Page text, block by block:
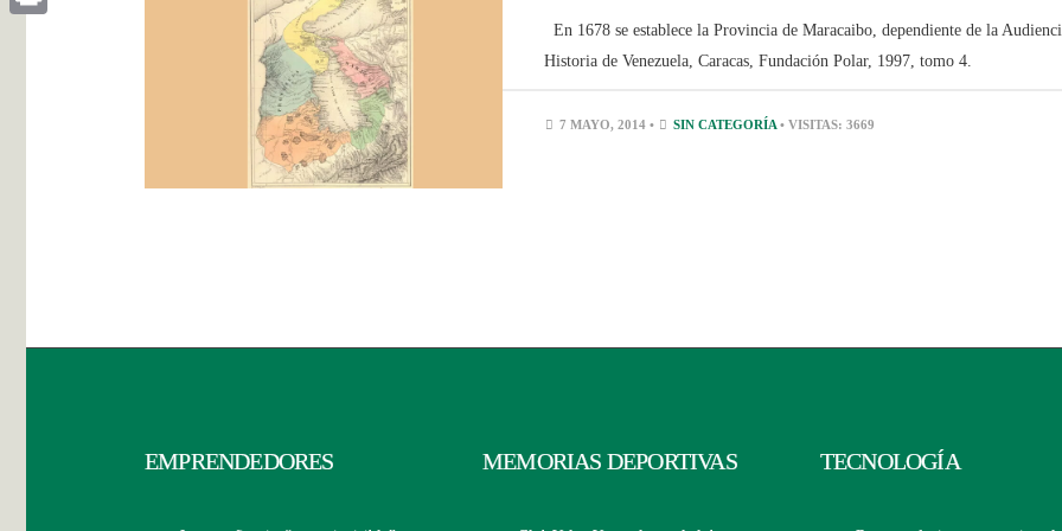
En 1678 se establece la Provincia de Maracaibo, dependiente de la
Historia de Venezuela, Caracas, Fundación Polar, 1997, tomo 4.
7 MAYO, 2014 • SIN CATEGORÍA • VISITAS: 3669
EMPRENDEDORES MEMORIAS DEPORTIVAS TECNOLOGÍA